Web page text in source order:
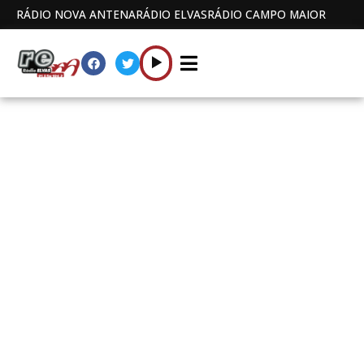
RÁDIO NOVA ANTENARÁDIO ELVASRÁDIO CAMPO MAIOR